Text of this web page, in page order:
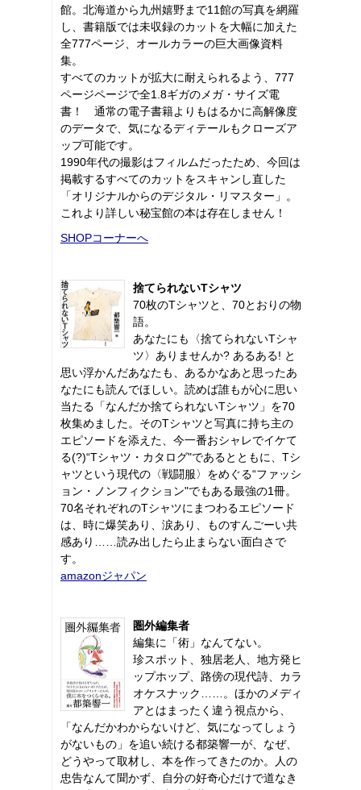
館。北海道から九州嬉野まで11館の写真を網羅
し、書籍版では未収録のカットを大幅に加えた
全777ページ、オールカラーの巨大画像資料
集。
すべてのカットが拡大に耐えられるよう、777
ページページで全1.8ギガのメガ・サイズ電
書！ 通常の電子書籍よりもはるかに高解像度
のデータで、気になるディテールもクローズア
ップ可能です。
1990年代の撮影はフィルムだったため、今回は
掲載するすべてのカットをスキャンし直した
「オリジナルからのデジタル・リマスター」。
これより詳しい秘宝館の本は存在しません！
SHOPコーナーへ
捨てられないTシャツ
70枚のTシャツと、70とおりの物
語。
あなたにも〈捨てられないTシャ
ツ〉ありませんか? あるある! と
思い浮かんだあなたも、あるかなあと思ったあ
なたにも読んでほしい。読めば誰もが心に思い
当たる「なんだか捨てられないTシャツ」を70
枚集めました。そのTシャツと写真に持ち主の
エピソードを添えた、今一番おシャレでイケて
る(?)“Tシャツ・カタログ"であるとともに、Tシ
ャツという現代の〈戦闘服〉をめぐる“ファッシ
ョン・ノンフィクション"でもある最強の1冊。
70名それぞれのTシャツにまつわるエピソード
は、時に爆笑あり、涙あり、ものすんごーい共
感あり……読み出したら止まらない面白さで
す。
amazonジャパン
圏外編集者
編集に「術」なんてない。
珍スポット、独居老人、地方発ヒ
ップホップ、路傍の現代詩、カラ
オケスナック……。ほかのメディ
アとはまったく違う視点から、
「なんだかわからないけど、気になってしょう
がないもの」を追い続ける都築響一が、なぜ、
どうやって取材し、本を作ってきたのか。人の
忠告なんて聞かず、自分の好奇心だけで道なき